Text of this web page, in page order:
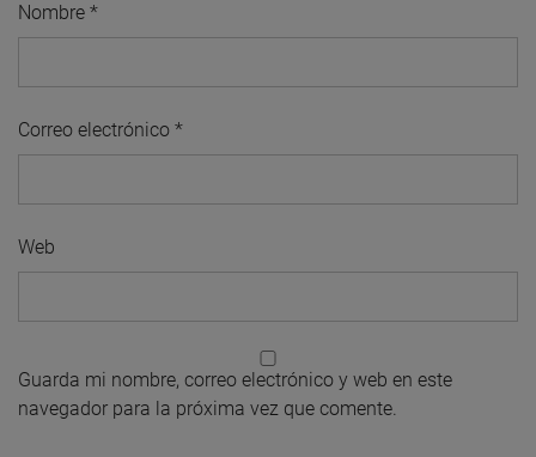
Nombre *
Correo electrónico *
Web
Guarda mi nombre, correo electrónico y web en este
navegador para la próxima vez que comente.